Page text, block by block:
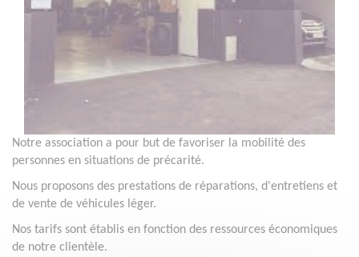
Notre association a pour but de favoriser la mobilité des
personnes en situations de précarité.
Nous proposons des prestations de réparations, d'entretiens et
de vente de véhicules léger.
Nos tarifs sont établis en fonction des ressources économiques
de notre clientèle.